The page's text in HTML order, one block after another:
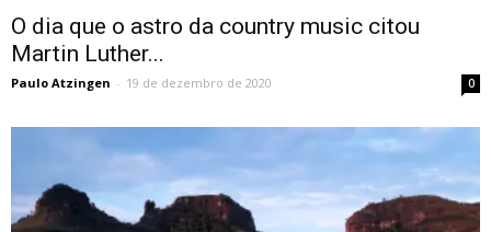
O dia que o astro da country music citou
Martin Luther...
Paulo Atzingen - 19 de dezembro de 2020 0